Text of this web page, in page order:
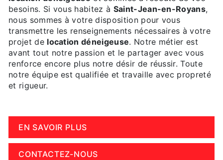
besoins. Si vous habitez à Saint-Jean-en-Royans,
nous sommes à votre disposition pour vous
transmettre les renseignements nécessaires à votre
projet de location déneigeuse. Notre métier est
avant tout notre passion et le partager avec vous
renforce encore plus notre désir de réussir. Toute
notre équipe est qualifiée et travaille avec propreté
et rigueur.
EN SAVOIR PLUS
CONTACTEZ-NOUS